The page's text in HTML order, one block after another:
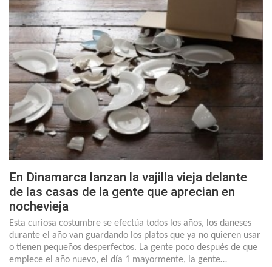
En Dinamarca lanzan la vajilla vieja delante
de las casas de la gente que aprecian en
nochevieja
Esta curiosa costumbre se efectúa todos los años, los daneses
durante el año van guardando los platos que ya no quieren usar
o tienen pequeños desperfectos. La gente poco después de que
empiece el año nuevo, el día 1 mayormente, la gente…